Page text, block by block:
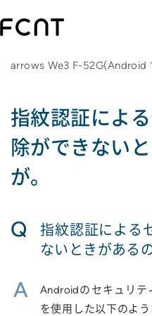
arrows We3 F-52G(Android
指紋認証によ
除ができない
が。
Q
指紋認証による
ないときがある
A
Androidのセキュリテ
を使用した以下のよ